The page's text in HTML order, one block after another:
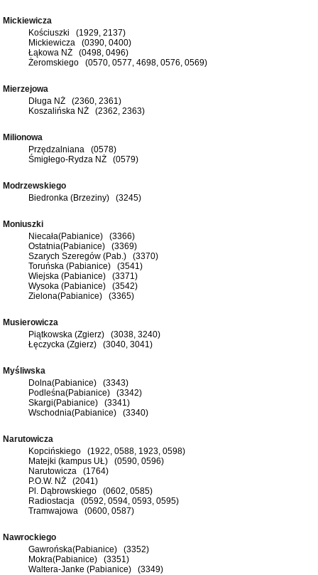
Mickiewicza
Kościuszki (1929, 2137)
Mickiewicza (0390, 0400)
Łąkowa NŻ (0498, 0496)
Żeromskiego (0570, 0577, 4698, 0576, 0569)
Mierzejowa
Długa NŻ (2360, 2361)
Koszalińska NŻ (2362, 2363)
Milionowa
Przędzalniana (0578)
Śmigłego-Rydza NŻ (0579)
Modrzewskiego
Biedronka (Brzeziny) (3245)
Moniuszki
Niecała(Pabianice) (3366)
Ostatnia(Pabianice) (3369)
Szarych Szeregów (Pab.) (3370)
Toruńska (Pabianice) (3541)
Wiejska (Pabianice) (3371)
Wysoka (Pabianice) (3542)
Zielona(Pabianice) (3365)
Musierowicza
Piątkowska (Zgierz) (3038, 3240)
Łęczycka (Zgierz) (3040, 3041)
Myśliwska
Dolna(Pabianice) (3343)
Podleśna(Pabianice) (3342)
Skargi(Pabianice) (3341)
Wschodnia(Pabianice) (3340)
Narutowicza
Kopcińskiego (1922, 0588, 1923, 0598)
Matejki (kampus UŁ) (0590, 0596)
Narutowicza (1764)
P.O.W. NŻ (2041)
Pl. Dąbrowskiego (0602, 0585)
Radiostacja (0592, 0594, 0593, 0595)
Tramwajowa (0600, 0587)
Nawrockiego
Gawrońska(Pabianice) (3352)
Mokra(Pabianice) (3351)
Waltera-Janke (Pabianice) (3349)